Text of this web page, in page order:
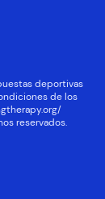
deportivas
de los
reservados.